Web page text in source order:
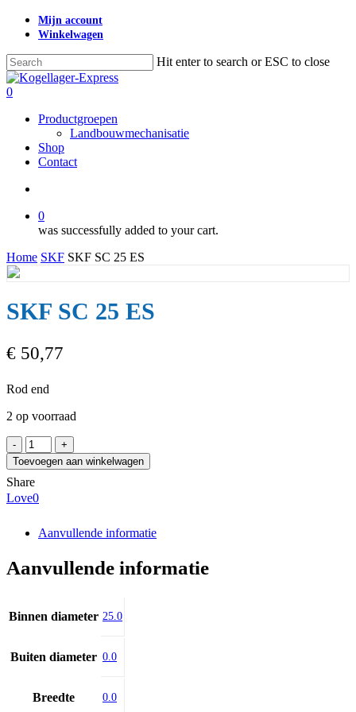
Skip
content
Mijn account
Winkelwagen
Hit enter to search or ESC to close
Close
Search
search
0
Productgroepen
Landbouwmechanisatie
Shop
Contact
0
was successfully added to your cart.
Home SKF SKF SC 25 ES
SKF SC 25 ES
€ 50,77
Rod end
2 op voorraad
SKF
SC
25
ES
aantal
Toevoegen aan winkelwagen
Share
Love0
Aanvullende informatie
Aanvullende informatie
Binnen diameter 25.0
Buiten diameter 0.0
Breedte 0.0